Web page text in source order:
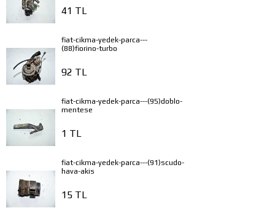
41 TL
fiat-cikma-yedek-parca---
(88)fiorino-turbo
92 TL
fiat-cikma-yedek-parca---(95)doblo-
mentese
1 TL
fiat-cikma-yedek-parca---(91)scudo-
hava-akis
15 TL